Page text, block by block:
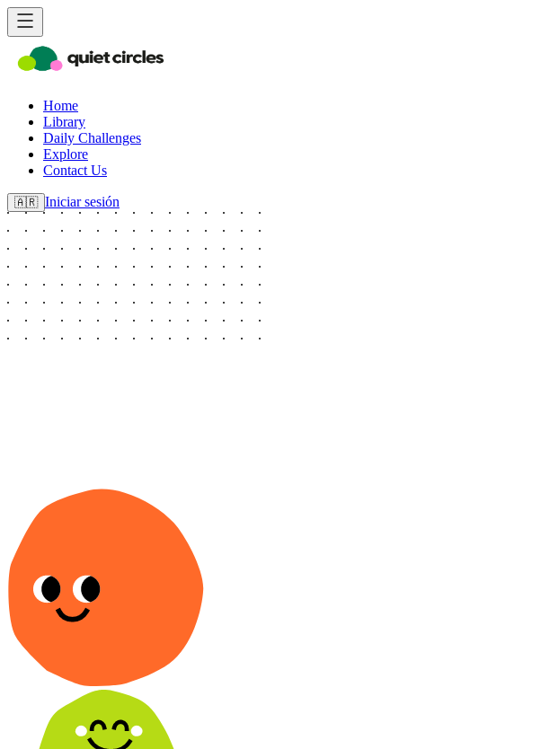
Home
Library
Daily Challenges
Explore
Contact Us
🇦🇷 Iniciar sesión